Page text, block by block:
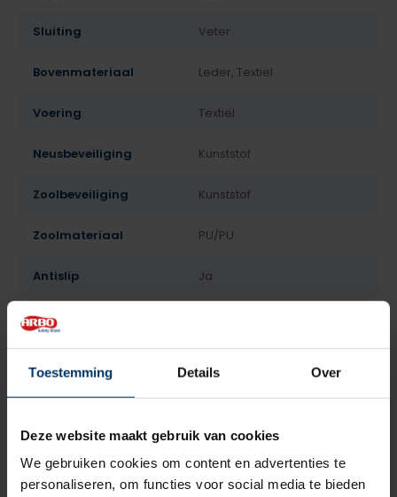
Toestemming Details Over
Deze website maakt gebruik van cookies
We gebruiken cookies om content en advertenties te
personaliseren, om functies voor social media te bieden
Sluiting Veter
Bovenmateriaal Leder, Textiel
Voering Textiel
Neusbeveiliging Kunststof
Zoolbeveiliging Kunststof
Zoolmateriaal PU/PU
Antislip Ja
Overige specificaties
Beoordelingen
5van5 Gebaseerd op 2 beoordeling(en)